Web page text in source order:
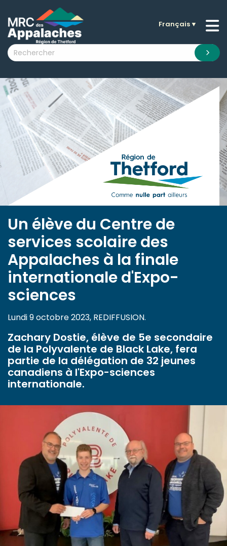
submenu (La MRC )
submenu (Citoyens )
submenu (Visiteurs )
submenu (Nouvelles )
submenu (Documentation )
Français▼
Un élève du Centre de
services scolaire des
Appalaches à la finale
internationale d'Expo-
sciences
Lundi 9 octobre 2023, REDIFFUSION.
Zachary Dostie, élève de 5e secondaire
de la Polyvalente de Black Lake, fera
partie de la délégation de 32 jeunes
canadiens à l'Expo-sciences
internationale.